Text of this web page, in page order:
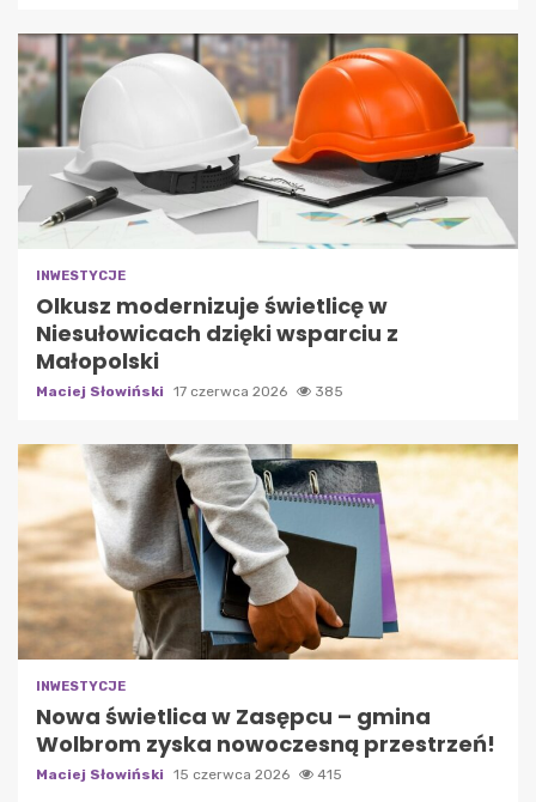
INWESTYCJE
Olkusz modernizuje świetlicę w
Niesułowicach dzięki wsparciu z
Małopolski
Maciej Słowiński 17 czerwca 2026 385
INWESTYCJE
Nowa świetlica w Zasępcu – gmina
Wolbrom zyska nowoczesną przestrzeń!
Maciej Słowiński 15 czerwca 2026 415